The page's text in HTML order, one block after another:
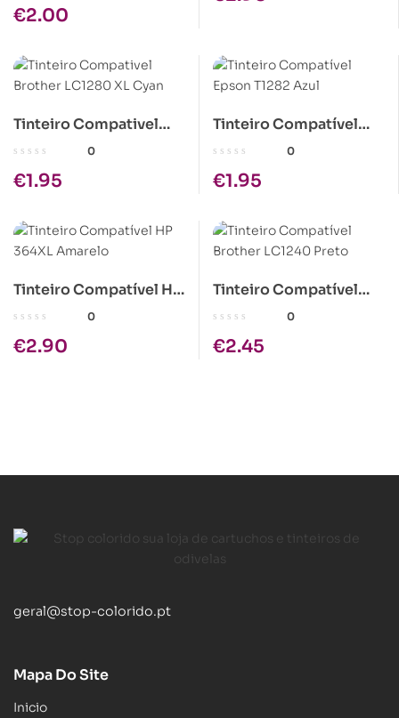
€2.00
Tinteiro Compativel
Brother LC1280 XL
0
€1.95
Tinteiro Compatível
Epson T1282 Azul
0
€1.95
Tinteiro Compatível HP
364XL Amarelo
0
€2.90
Tinteiro Compatível
Brother LC1240 Preto
0
€2.45
geral@stop-colorido.pt
Mapa Do Site
Inicio